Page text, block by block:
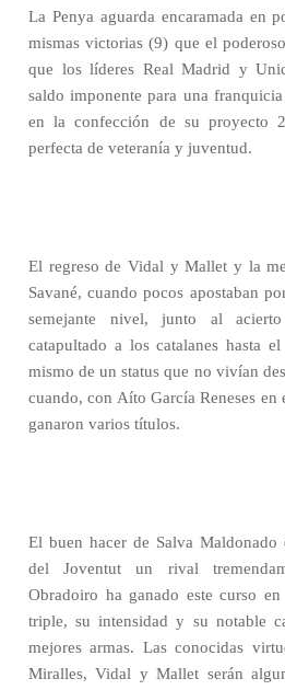
La Penya aguarda encaramada en
mismas victorias (9) que el
que los líderes Real Madrid y
saldo imponente para una
en la confección de su proyecto
perfecta de veteranía y juventud.
El regreso de Vidal y Mallet y la
Savané, cuando pocos apostaban
semejante nivel, junto al
catapultado a los catalanes hasta
mismo de un status que no vivían
cuando, con Aíto García Reneses
ganaron varios títulos.
El buen hacer de Salva
del Joventut un rival
Obradoiro ha ganado este curso
triple, su intensidad y su notable
mejores armas. Las conocidas
Miralles, Vidal y Mallet serán